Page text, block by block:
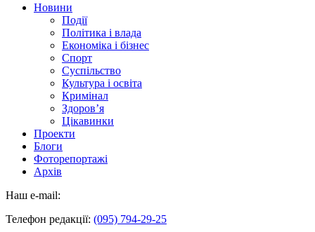
Новини
Події
Політика і влада
Економіка і бізнес
Спорт
Суспільство
Культура і освіта
Кримінал
Здоров’я
Цікавинки
Проекти
Блоги
Фоторепортажі
Архів
Наш e-mail:
Телефон редакції: (095) 794-29-25